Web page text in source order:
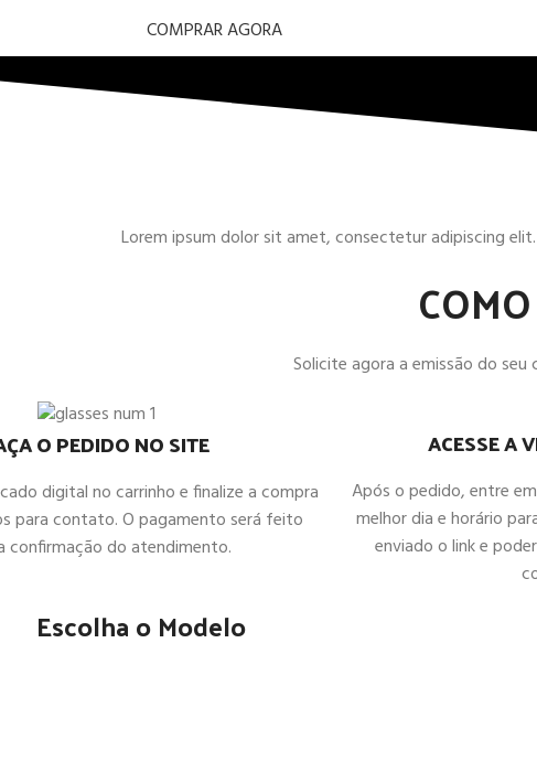
COMPRAR AGORA
Lorem ipsum dolor sit amet, consectetur adipiscing
Solicite agora a emissão do
O PEDIDO NO SITE
digital no carrinho e finalize a compra
para contato. O pagamento será feito
confirmação do atendimento.
ACESSE A
Após o pedido, entre
melhor dia e horário
enviado o link e
Escolha o Modelo